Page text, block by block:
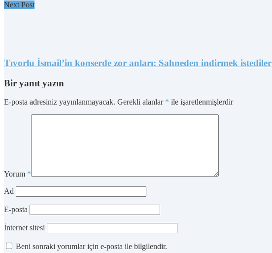
Next Post
Tıvorlu İsmail’in konserde zor anları: Sahneden indirmek istediler
Bir yanıt yazın
E-posta adresiniz yayınlanmayacak. Gerekli alanlar * ile işaretlenmişlerdir
Yorum *
Ad
E-posta
İnternet sitesi
Beni sonraki yorumlar için e-posta ile bilgilendir.